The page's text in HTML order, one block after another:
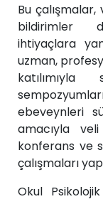
Bu
bildirimler
ihtiyaçlara
uzman,
ebeveynleri
amacıyla
konferans ve
çalışmaları
Okul